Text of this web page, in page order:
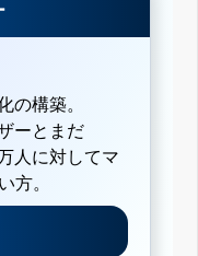
の構築。
ーとまだ
人に対してマ
方。